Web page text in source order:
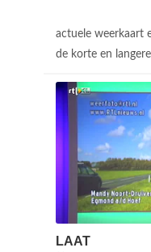
actuele weerkaart
de korte en
LAAT